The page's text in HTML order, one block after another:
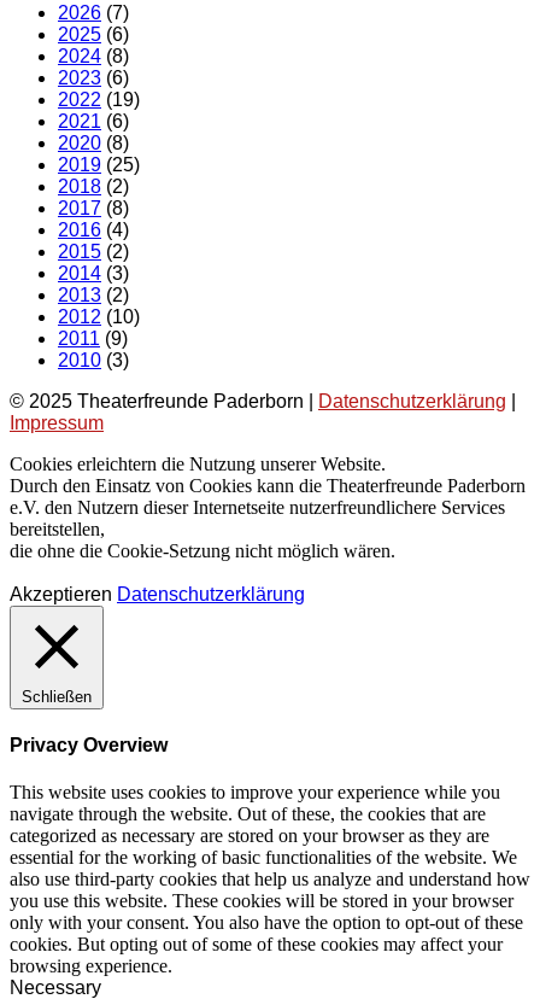
2026 (7)
2025 (6)
2024 (8)
2023 (6)
2022 (19)
2021 (6)
2020 (8)
2019 (25)
2018 (2)
2017 (8)
2016 (4)
2015 (2)
2014 (3)
2013 (2)
2012 (10)
2011 (9)
2010 (3)
© 2025 Theaterfreunde Paderborn |
Datenschutzerklärung
Impressum
Cookies erleichtern die Nutzung unserer Website.
Durch den Einsatz von Cookies kann die Theaterfreunde Paderborn
e.V. den Nutzern dieser Internetseite nutzerfreundlichere Services
bereitstellen,
die ohne die Cookie-Setzung nicht möglich wären.
Akzeptieren Datenschutzerklärung
Schließen
Privacy Overview
This website uses cookies to improve your experience while you
navigate through the website. Out of these, the cookies that are
categorized as necessary are stored on your browser as they are
essential for the working of basic functionalities of the website. We
also use third-party cookies that help us analyze and understand how
you use this website. These cookies will be stored in your browser
only with your consent. You also have the option to opt-out of these
cookies. But opting out of some of these cookies may affect your
browsing experience.
Necessary